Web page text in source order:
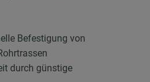
Befestigung von
durch günstige